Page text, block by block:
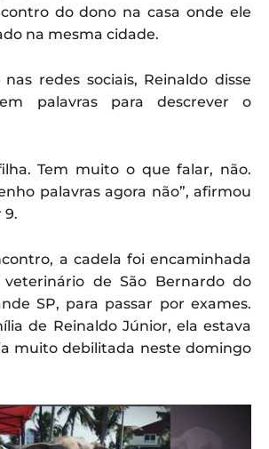
do dono na casa onde ele
na mesma cidade.
redes sociais, Reinaldo disse
palavras para descrever o
Tem muito o que falar, não.
palavras agora não”, afirmou
9.
a cadela foi encaminhada
de São Bernardo do
SP, para passar por exames.
de Reinaldo Júnior, ela estava
muito debilitada neste domingo